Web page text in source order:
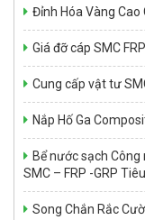
Đỉnh Hóa Vàng Cao
Giá đỡ cáp SMC FRP
Cung cấp vật tư
Nắp Hố Ga
Bể nước sạch
SMC – FRP -GRP
Song Chắn Rắc